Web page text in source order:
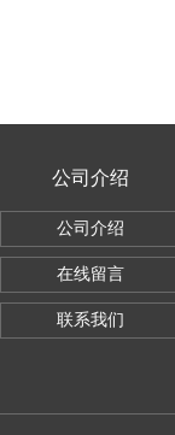
公司介绍
公司介绍
在线留言
联系我们